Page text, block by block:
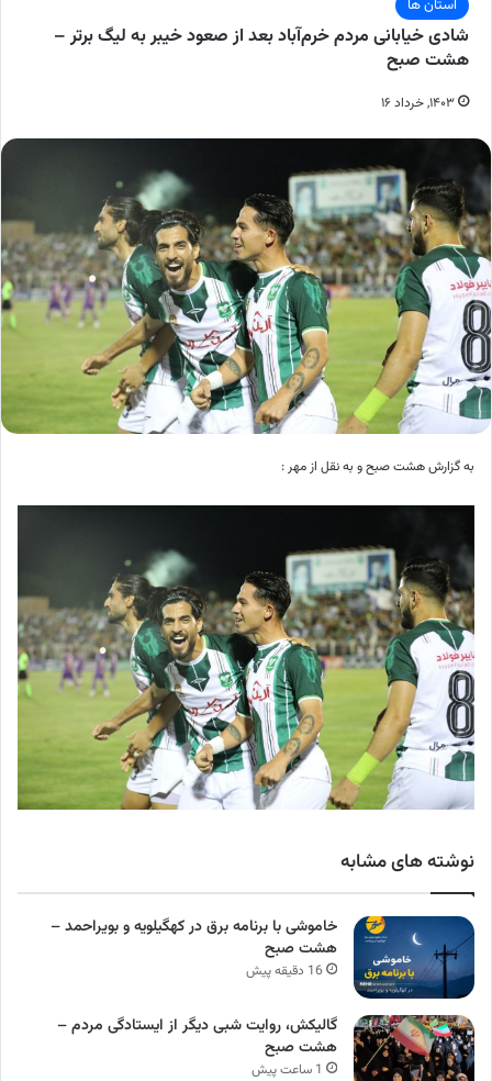
استان ها
شادی خیابانی مردم خرم‌آباد بعد از صعود خیبر به لیگ برتر –
هشت صبح
۱۴۰۳, خرداد ۱۶
به گزارش هشت صبح و به نقل از مهر :
نوشته های مشابه
خاموشی با برنامه برق در کهگیلویه و بویراحمد –
هشت صبح
16 دقیقه پیش
گالیکش، روایت شبی دیگر از ایستادگی مردم –
هشت صبح
1 ساعت پیش